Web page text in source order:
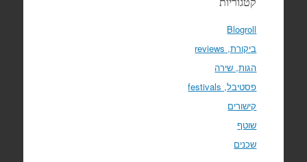
Blogroll
ביקורת, reviews
הגות, שירה
פסטיבל, festivals
קישורים
שוטף
שכנים